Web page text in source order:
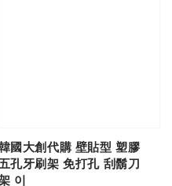
國大創代購 壁貼型 塑膠
孔牙刷架 免打孔 刮鬍刀
이